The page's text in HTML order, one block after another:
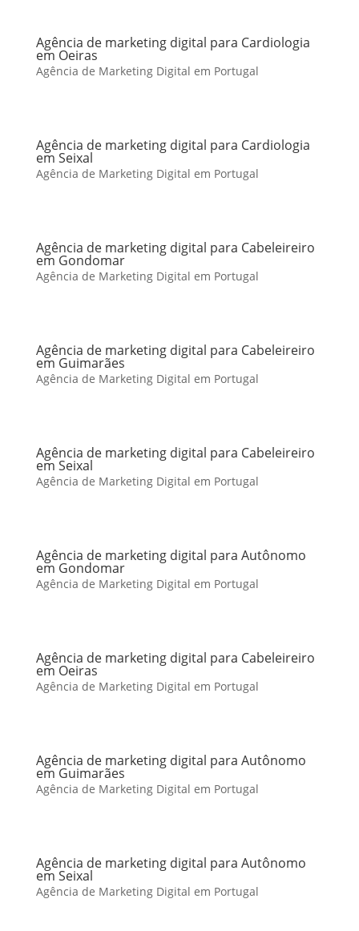
Agência de marketing digital para Cardiologia
em Oeiras
Agência de Marketing Digital em Portugal
Agência de marketing digital para Cardiologia
em Seixal
Agência de Marketing Digital em Portugal
Agência de marketing digital para Cabeleireiro
em Gondomar
Agência de Marketing Digital em Portugal
Agência de marketing digital para Cabeleireiro
em Guimarães
Agência de Marketing Digital em Portugal
Agência de marketing digital para Cabeleireiro
em Seixal
Agência de Marketing Digital em Portugal
Agência de marketing digital para Autônomo
em Gondomar
Agência de Marketing Digital em Portugal
Agência de marketing digital para Cabeleireiro
em Oeiras
Agência de Marketing Digital em Portugal
Agência de marketing digital para Autônomo
em Guimarães
Agência de Marketing Digital em Portugal
Agência de marketing digital para Autônomo
em Seixal
Agência de Marketing Digital em Portugal